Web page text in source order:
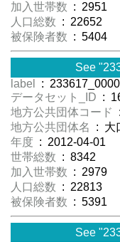
加入世帯数 : 2951
人口総数 : 22652
被保険者数 : 5404
See
label
:
データセット_ID :
地方公共団体コード
地方公共団体名
: 大
年度 : 2012-04-01
世帯総数 : 8342
加入世帯数 : 2979
人口総数 : 22813
被保険者数 : 5391
See